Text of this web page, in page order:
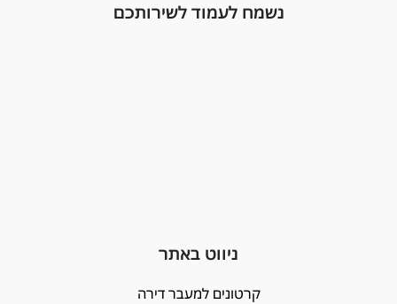
נשמח לעמוד לשירותכם
ניווט באתר
קרטונים למעבר דירה